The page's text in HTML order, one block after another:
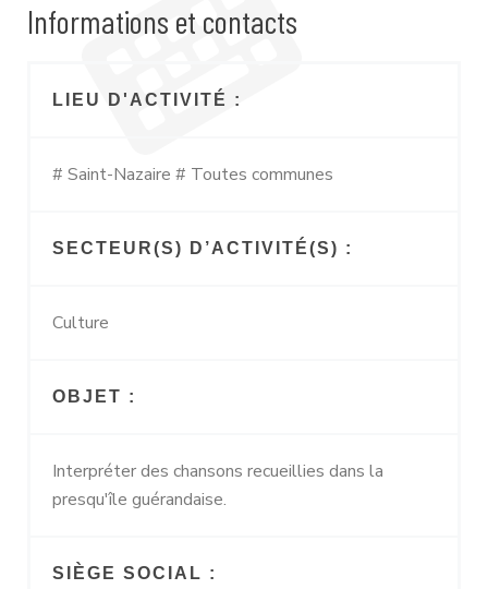
Informations et contacts
LIEU D'ACTIVITÉ :
# Saint-Nazaire # Toutes communes
SECTEUR(S) D’ACTIVITÉ(S) :
Culture
OBJET :
Interpréter des chansons recueillies dans la
presqu'île guérandaise.
SIÈGE SOCIAL :